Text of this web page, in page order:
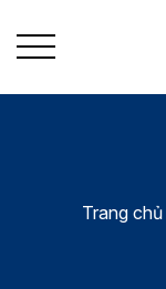
Trang chủ